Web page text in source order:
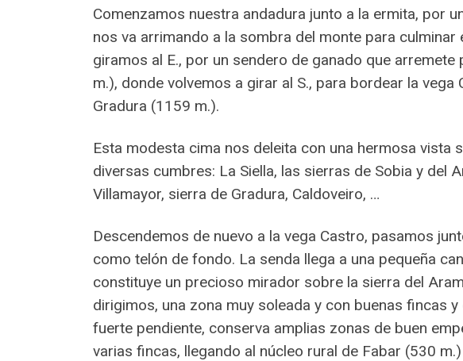
Comenzamos nuestra andadura junto a la ermita, por
nos va arrimando a la sombra del monte para
giramos al E., por un sendero de ganado que
m.), donde volvemos a girar al S., para bordear la
Gradura (1159 m.).
Esta modesta cima nos deleita con una hermosa vista
diversas cumbres: La Siella, las sierras de Sobia y del
Villamayor, sierra de Gradura, Caldoveiro, …
Descendemos de nuevo a la vega Castro, pasamos
como telón de fondo. La senda llega a una pequeña
constituye un precioso mirador sobre la sierra del
dirigimos, una zona muy soleada y con buenas fincas
fuerte pendiente, conserva amplias zonas de buen
varias fincas, llegando al núcleo rural de Fabar (530